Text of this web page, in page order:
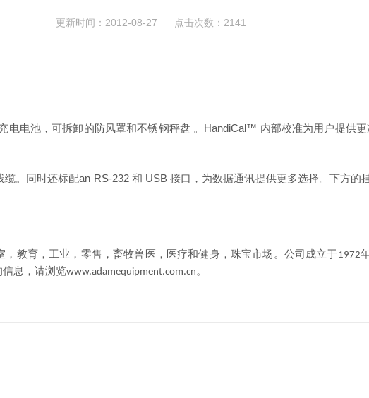
更新时间：2012-08-27 点击次数：2141
电电池，可拆卸的防风罩和不锈钢秤盘 。 HandiCal™ 内部校准为用户提供
缆。同时还标配an RS-232 和 USB 接口，为数据通讯提供更多选择。下方的
教育，工业，零售，畜牧兽医，医疗和健身，珠宝市场 。 公司成立于1972
息，请浏览www.adamequipment.com.cn 。